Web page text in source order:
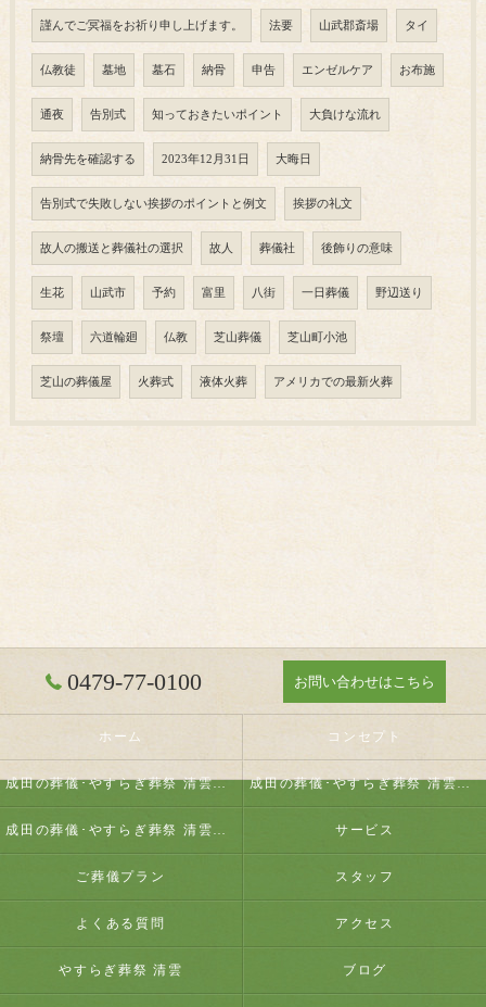
謹んでご冥福をお祈り申し上げます。 法要 山武郡斎場 タイ
仏教徒 墓地 墓石 納骨 申告 エンゼルケア お布施
通夜 告別式 知っておきたいポイント 大負けな流れ
納骨先を確認する 2023年12月31日 大晦日
告別式で失敗しない挨拶のポイントと例文 挨拶の礼文
故人の搬送と葬儀社の選択 故人 葬儀社 後飾りの意味
生花 山武市 予約 富里 八街 一日葬儀 野辺送り
祭壇 六道輪廻 仏教 芝山葬儀 芝山町小池
芝山の葬儀屋 火葬式 液体火葬 アメリカでの最新火葬
0479-77-0100 お問い合わせはこちら
ホーム コンセプト
成田の葬儀･やすらぎ葬祭 清雲の口コミ情報 成田の葬儀･やすらぎ葬祭 清雲の評判
成田の葬儀･やすらぎ葬祭 清雲のお客様の声 サービス
ご葬儀プラン スタッフ
よくある質問 アクセス
やすらぎ葬祭 清雲 ブログ